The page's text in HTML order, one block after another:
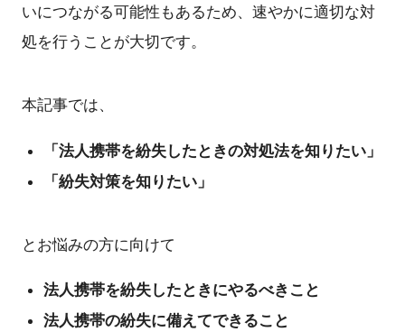
いにつながる可能性もあるため、速やかに適切な対
処を行うことが大切です。
本記事では、
「法人携帯を紛失したときの対処法を知りたい」
「紛失対策を知りたい」
とお悩みの方に向けて
法人携帯を紛失したときにやるべきこと
法人携帯の紛失に備えてできること